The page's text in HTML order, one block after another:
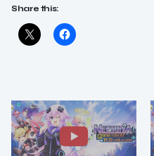
Share this: